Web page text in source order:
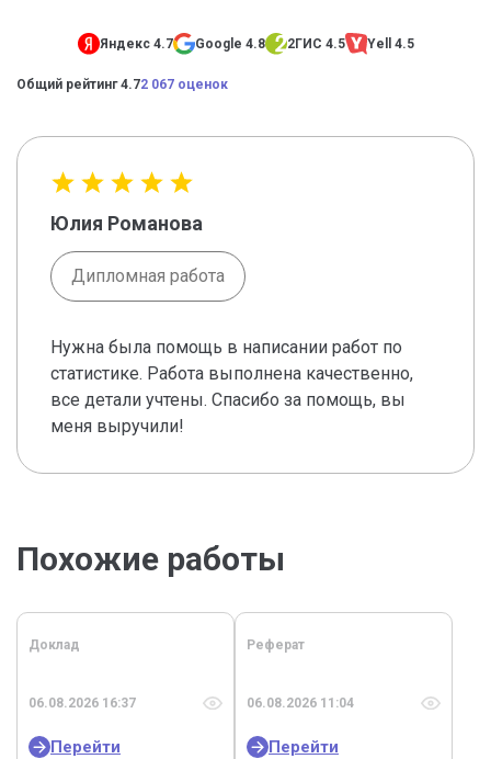
Яндекс 4.7 Google 4.8 2ГИС 4.5 Yell 4.5
Общий рейтинг 4.72 067 оценок
Юлия Романова
Дипломная работа
Нужна была помощь в написании работ по
статистике. Работа выполнена качественно,
все детали учтены. Спасибо за помощь, вы
меня выручили!
Похожие работы
Доклад
06.08.2026 16:37
Перейти
Реферат
06.08.2026 11:04
Перейти